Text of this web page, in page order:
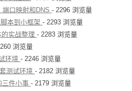
端口映射和DNS - 2296 浏览量
本到小框架 - 2293 浏览量
实战整理 - 2283 浏览量
浏览量
环境 - 2246 浏览量
测试环境 - 2182 浏览量
三件小事 - 2179 浏览量